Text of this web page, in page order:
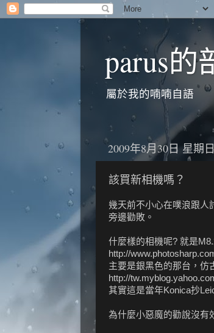
parus的
屬於我的喃喃自語
2009年8月30日 星期
該買新相機嗎？
幾天前不小心在噗浪跟人
旁邊勸敗。
什麼樣的相機呢? 就是
http://
主要是銀黑色的那台，仿
http://
其實這是當年Konica抄
為什麼小惡魔的勸說沒有